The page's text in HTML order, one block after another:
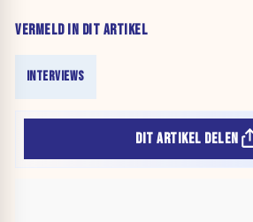
VERMELD IN DIT ARTIKEL
INTERVIEWS
DIT ARTIKEL DELEN